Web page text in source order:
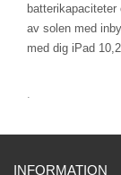
av solen med
med dig iPad
INFORMATION